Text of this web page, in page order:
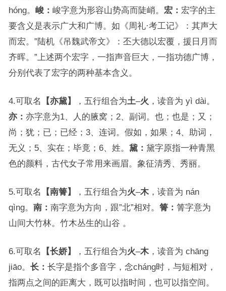
hóng。 峻： 峻字意为形容山势高而陡峭。 宏： 宏字的主
要含义是表示广大和广博。如《周礼·考工记》：其声大
而宏。”陆机《吊魏武帝文》：丕大德以宏覆，援日月而
齐晖。”上述两个宏字，一指声音巨大，一指功德广博，
分别代表了宏字的两种基本含义。
4.可取名 【亦黛】 ，五行组合为土–火 ，读音为 yì dài。
亦： 亦字意为1、人的腋窝；2、副词。也；也是；又；
尚；犹；已；已经；3、连词。假如，如果；4、助词，
无义；5、实在；毕竟；6、姓。 黛： 黛字原指一种青黑
色的颜料，古代女子常用来画眉。象征清秀、秀丽。
5.可取名 【南箐】 ，五行组合为火–木，读音为 nán
qìng。 南： 南字意为方向，跟”北”相对。 箐： 箐字意为
山间大竹林。竹木丛生的山谷 。
6.可取名 【长娇】 ，五行组合为火–木，读音为 chāng
jiāo。 长： 长字是指个多音字，念cháng时，与短相对，
指两点之间的距离大，既可以指时间，也可以指空间。